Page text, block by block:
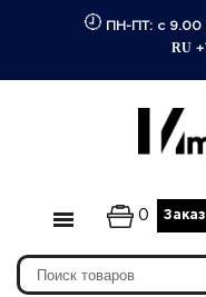
ПН-ПТ: с 9.00
RU
0